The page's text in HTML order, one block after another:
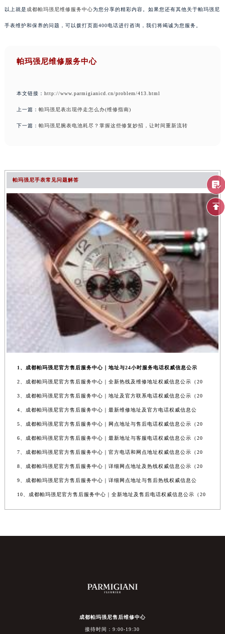
以上就是 成都帕玛强尼维修服务中心为您分享的精彩内容。如果您还有其他关于帕玛强尼
手表维护和保养的问题，可以拨打页面400电话进行咨询，我们将竭诚为您服务。
帕玛强尼维修服务中心
本文链接： http://www.parmigianicd.cn/problem/413.html
上一篇： 帕玛强尼表出现停走怎么办(维修指南)
下一篇： 帕玛强尼腕表电池耗尽？掌握这些修复妙招，让时间重新流转
帕玛强尼手表常见问题解答
1、成都帕玛强尼官方售后服务中心｜地址与24小时服务电话权威信息公示
2、成都帕玛强尼官方售后服务中心｜全新热线及维修地址权威信息公示（20
3、成都帕玛强尼官方售后服务中心｜地址及官方联系电话权威信息公示（20
4、成都帕玛强尼官方售后服务中心｜最新维修地址及官方电话权威信息公
5、成都帕玛强尼官方售后服务中心｜网点地址与售后电话权威信息公示（20
6、成都帕玛强尼官方售后服务中心｜最新地址与客服电话权威信息公示（20
7、成都帕玛强尼官方售后服务中心｜官方电话和网点地址权威信息公示（20
8、成都帕玛强尼官方售后服务中心｜详细网点地址及热线权威信息公示（20
9、成都帕玛强尼官方售后服务中心｜详细网点地址与售后热线权威信息公
10、成都帕玛强尼官方售后服务中心｜全新地址及售后电话权威信息公示（20
成都帕玛强尼售后维修中心
接待时间：9:00-19:30